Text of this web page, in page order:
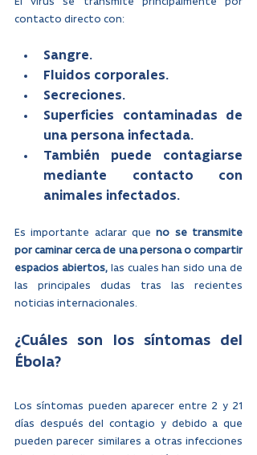
El virus se transmite principalmente por
contacto directo con:
Sangre.
Fluidos corporales.
Secreciones.
Superficies contaminadas de
una persona infectada.
También puede contagiarse
mediante contacto con
animales infectados.
Es importante aclarar que no se transmite
por caminar cerca de una persona o compartir
espacios abiertos, las cuales han sido una de
las principales dudas tras las recientes
noticias internacionales.
¿Cuáles son los síntomas del
Ébola?
Los síntomas pueden aparecer entre 2 y 21
días después del contagio y debido a que
pueden parecer similares a otras infecciones